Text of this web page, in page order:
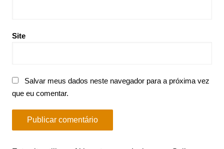
Site
Salvar meus dados neste navegador para a próxima vez
que eu comentar.